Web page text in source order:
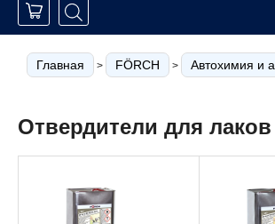
Главная > FÖRCH > Автохимия и
Отвердители для лаков